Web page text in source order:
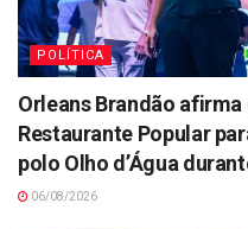
POLÍTICA
Orleans Brandão
Restaurante Popular
polo Olho d’Água
06/08/2026